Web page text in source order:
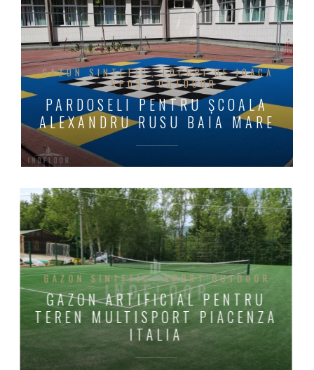
GAZON SINTETIC
LOCURI DE JOACĂ
SPORT OUTDOOR
PARDOSELI PENTRU ȘCOALA
ALEXANDRU RUSU BAIA MARE
GAZON SINTETIC SPORT OUTDOOR
GAZON ARTIFICIAL PENTRU
TEREN MULTISPORT PIACENZA
ITALIA